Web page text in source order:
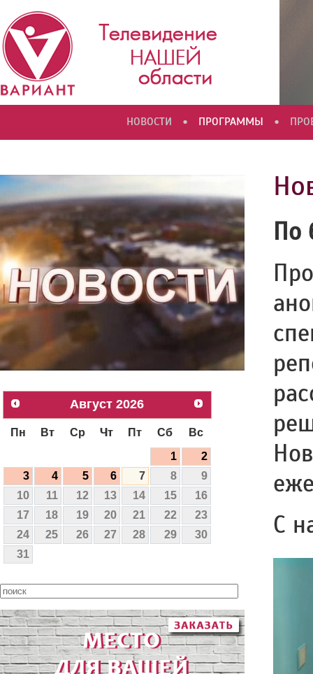
НОВОСТИ • ПРОГРАММЫ •
Август 2026
Пн Вт Ср Чт Пт Сб Вс
1
2
3
4 5 6 7 8
9
10
11 12 13 14 15
16
17
18 19 20 21 22
23
24
25 26 27 28 29
30
31
По
С